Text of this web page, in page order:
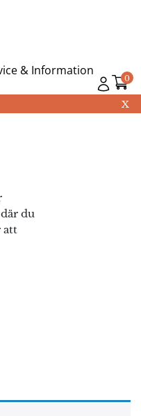
0
& Information
X
du
att